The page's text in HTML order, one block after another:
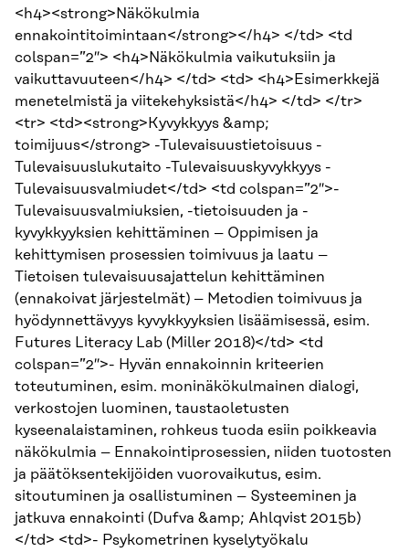
<h4><strong>Näkökulmia
ennakointitoimintaan</strong></h4> </td> <td
colspan=”2″> <h4>Näkökulmia vaikutuksiin ja
vaikuttavuuteen</h4> </td> <td> <h4>Esimerkkejä
menetelmistä ja viitekehyksistä</h4> </td> </tr>
<tr> <td><strong>Kyvykkyys &amp;
toimijuus</strong> -Tulevaisuustietoisuus -
Tulevaisuuslukutaito -Tulevaisuuskyvykkyys -
Tulevaisuusvalmiudet</td> <td colspan=”2″>-
Tulevaisuusvalmiuksien, -tietoisuuden ja -
kyvykkyyksien kehittäminen – Oppimisen ja
kehittymisen prosessien toimivuus ja laatu –
Tietoisen tulevaisuusajattelun kehittäminen
(ennakoivat järjestelmät) – Metodien toimivuus ja
hyödynnettävyys kyvykkyyksien lisäämisessä, esim.
Futures Literacy Lab (Miller 2018)</td> <td
colspan=”2″>- Hyvän ennakoinnin kriteerien
toteutuminen, esim. moninäkökulmainen dialogi,
verkostojen luominen, taustaoletusten
kyseenalaistaminen, rohkeus tuoda esiin poikkeavia
näkökulmia – Ennakointiprosessien, niiden tuotosten
ja päätöksentekijöiden vuorovaikutus, esim.
sitoutuminen ja osallistuminen – Systeeminen ja
jatkuva ennakointi (Dufva &amp; Ahlqvist 2015b)
</td> <td>- Psykometrinen kyselytyökalu